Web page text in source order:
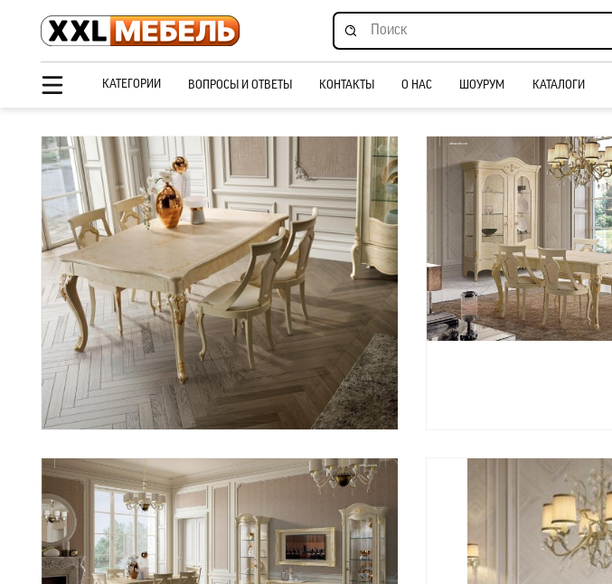
КАТЕГОРИИ ВОПРОСЫ И ОТВЕТЫ КОНТАКТЫ О НАС ШОУРУМ КАТАЛОГИ